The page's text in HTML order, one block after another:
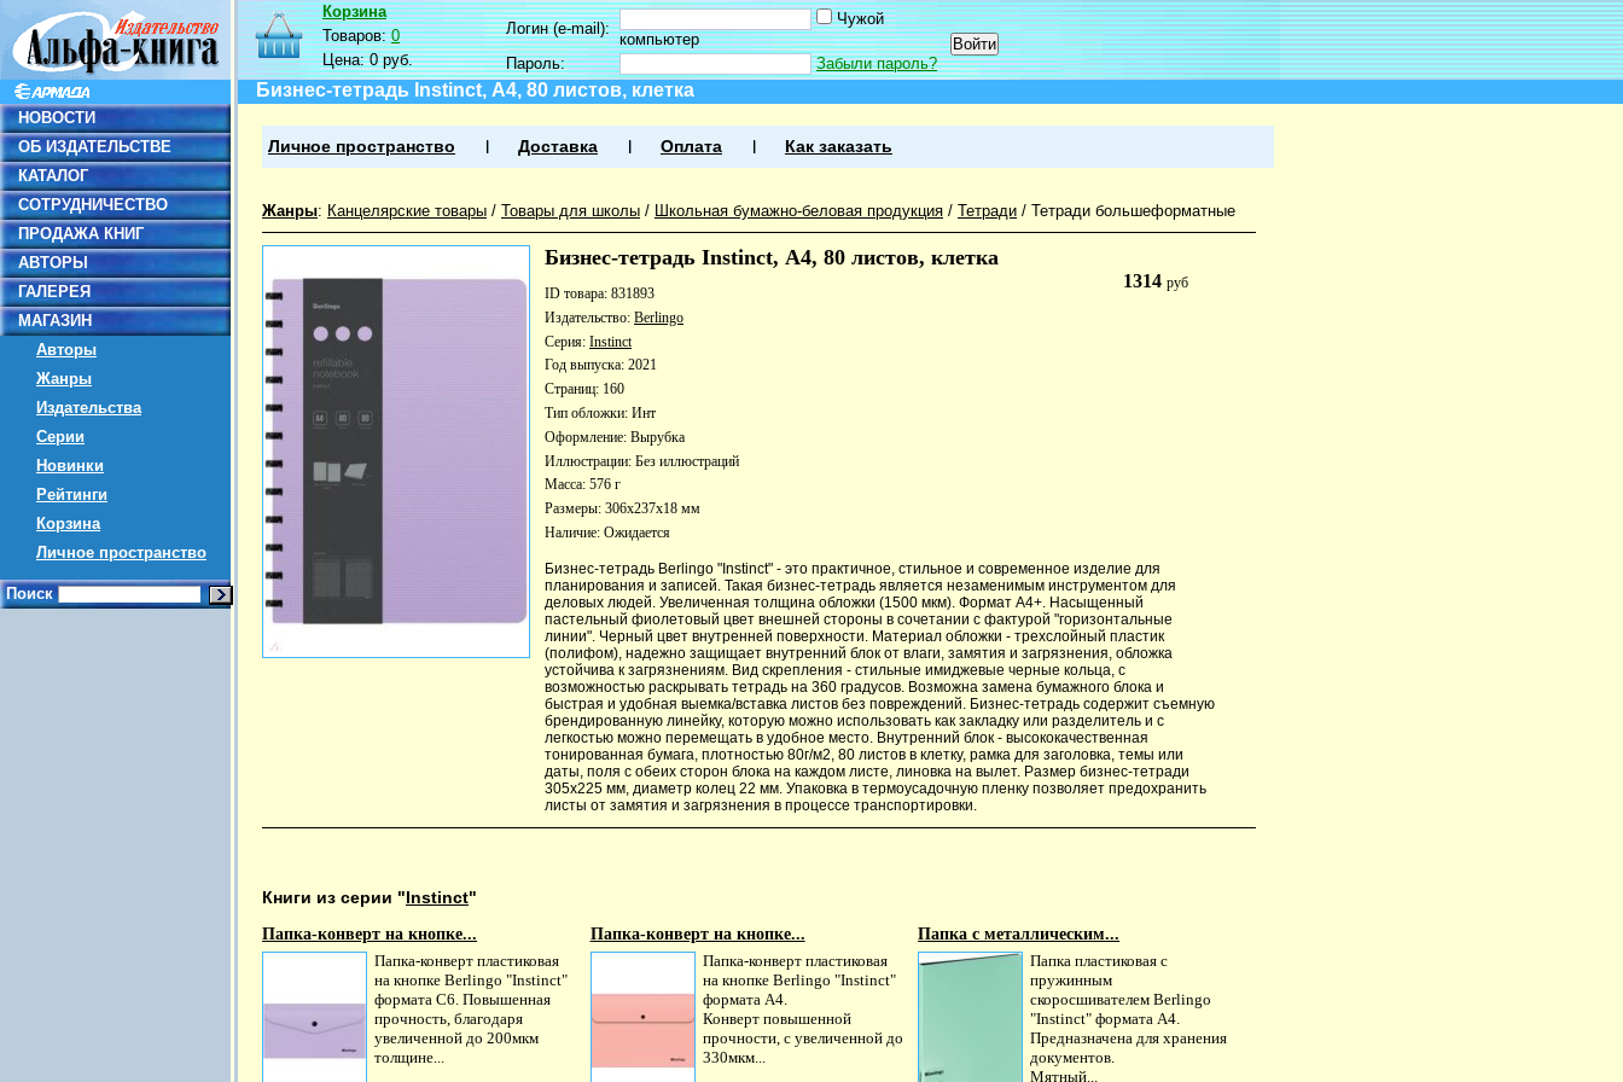
НОВОСТИ
ОБ ИЗДАТЕЛЬСТВЕ
КАТАЛОГ
СОТРУДНИЧЕСТВО
ПРОДАЖА КНИГ
АВТОРЫ
ГАЛЕРЕЯ
МАГАЗИН
Авторы
Жанры
Издательства
Серии
Новинки
Рейтинги
Корзина
Личное пространство
Поиск
Корзина
Товаров:0
Цена:0 руб.
Логин (e-mail):
Чужой
компьютер
Пароль:
Забыли пароль?
Бизнес-тетрадь Instinct, А4, 80 листов, клетка
Личное пространство Доставка Оплата Как заказать
Жанры: Канцелярские товары / Товары для школы / Школьная бумажно-беловая продукция / Тетради / Тетради большеформатные
Бизнес-тетрадь Instinct, А4, 80 листов, клетка
1314руб
ID товара: 831893
Издательство: Berlingo
Серия: Instinct
Год выпуска: 2021
Страниц: 160
Тип обложки: Инт
Оформление: Вырубка
Иллюстрации: Без иллюстраций
Масса: 576 г
Размеры: 306x237x18 мм
Наличие: Ожидается
Бизнес-тетрадь Berlingo "Instinct" - это практичное, стильное и современное изделие для
планирования и записей. Такая бизнес-тетрадь является незаменимым инструментом для
деловых людей. Увеличенная толщина обложки (1500 мкм). Формат А4+. Насыщенный
пастельный фиолетовый цвет внешней стороны в сочетании с фактурой "горизонтальные
линии". Черный цвет внутренней поверхности. Материал обложки - трехслойный пластик
(полифом), надежно защищает внутренний блок от влаги, замятия и загрязнения, обложка
устойчива к загрязнениям. Вид скрепления - стильные имиджевые черные кольца, с
возможностью раскрывать тетрадь на 360 градусов. Возможна замена бумажного блока и
быстрая и удобная выемка/вставка листов без повреждений. Бизнес-тетрадь содержит съемную
брендированную линейку, которую можно использовать как закладку или разделитель и с
легкостью можно перемещать в удобное место. Внутренний блок - высококачественная
тонированная бумага, плотностью 80г/м2, 80 листов в клетку, рамка для заголовка, темы или
даты, поля с обеих сторон блока на каждом листе, линовка на вылет. Размер бизнес-тетради
305х225 мм, диаметр колец 22 мм. Упаковка в термоусадочную пленку позволяет предохранить
листы от замятия и загрязнения в процессе транспортировки.
Книги из серии "Instinct"
Папка-конверт на кнопке...
Папка-конверт пластиковая
на кнопке Berlingo "Instinct"
формата C6. Повышенная
прочность, благодаря
увеличенной до 200мкм
толщине...
Папка-конверт на кнопке...
Папка-конверт пластиковая
на кнопке Berlingo "Instinct"
формата А4.
Конверт повышенной
прочности, с увеличенной до
330мкм...
Папка с металлическим...
Папка пластиковая с
пружинным
скоросшивателем Berlingo
"Instinct" формата А4.
Предназначена для хранения
документов.
Мятный...